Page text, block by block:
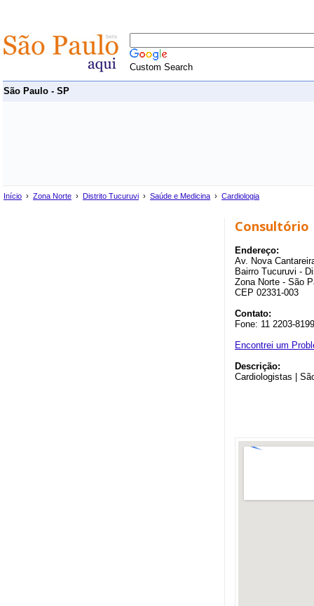
Custom Search
São Paulo - SP
Início › Zona Norte › Distrito Tucuruvi › Saúde e Medicina › Cardiologia
Consultório
Endereço:
Av. Nova
Bairro Tucuruvi -
Zona Norte - São
CEP 02331-003
Contato:
Fone: 11 2203-8199
Encontrei um
Descrição:
Cardiologistas |